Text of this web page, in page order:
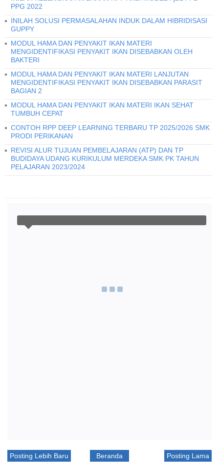
PPG 2022
INILAH SOLUSI PERMASALAHAN INDUK DALAM HIBRIDISASI
GUPPY
MODUL HAMA DAN PENYAKIT IKAN MATERI
MENGIDENTIFIKASI PENYAKIT IKAN DISEBABKAN OLEH
BAKTERI
MODUL HAMA DAN PENYAKIT IKAN MATERI LANJUTAN
MENGIDENTIFIKASI PENYAKIT IKAN DISEBABKAN PARASIT
BAGIAN 2
MODUL HAMA DAN PENYAKIT IKAN MATERI IKAN SEHAT
TUMBUH CEPAT
CONTOH RPP DEEP LEARNING TERBARU TP 2025/2026 SMK
PRODI PERIKANAN
REVISI ALUR TUJUAN PEMBELAJARAN (ATP) DAN TP
BUDIDAYA UDANG KURIKULUM MERDEKA SMK PK TAHUN
PELAJARAN 2023/2024
Posting Lebih Baru Posting Lama
Beranda